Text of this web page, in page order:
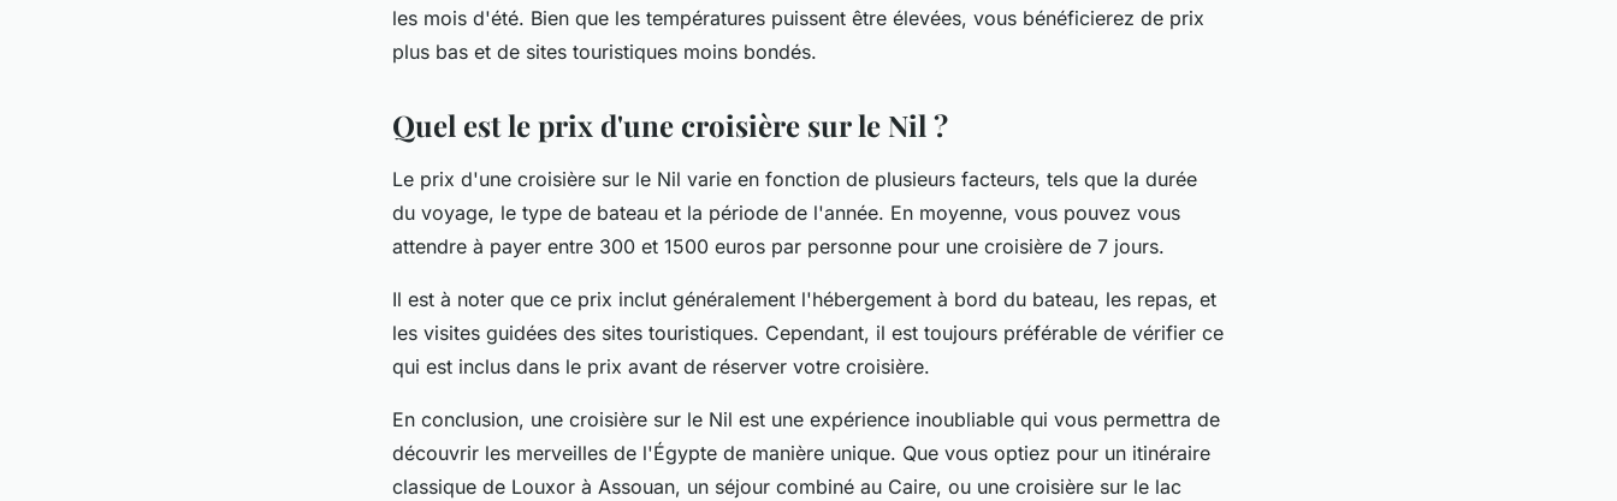
les mois d'été. Bien que les températures puissent être élevées, vous bénéficierez de prix
plus bas et de sites touristiques moins bondés.
Quel est le prix d'une croisière sur le Nil ?
Le prix d'une croisière sur le Nil varie en fonction de plusieurs facteurs, tels que la durée
du voyage, le type de bateau et la période de l'année. En moyenne, vous pouvez vous
attendre à payer entre 300 et 1500 euros par personne pour une croisière de 7 jours.
Il est à noter que ce prix inclut généralement l'hébergement à bord du bateau, les repas, et
les visites guidées des sites touristiques. Cependant, il est toujours préférable de vérifier ce
qui est inclus dans le prix avant de réserver votre croisière.
En conclusion, une croisière sur le Nil est une expérience inoubliable qui vous permettra de
découvrir les merveilles de l'Égypte de manière unique. Que vous optiez pour un itinéraire
classique de Louxor à Assouan, un séjour combiné au Caire, ou une croisière sur le lac